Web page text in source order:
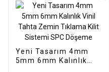
Yeni Tasarım 4mm
5mm 6mm Kalınlık